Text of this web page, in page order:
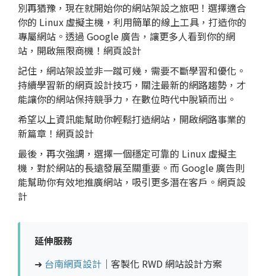
別再猶豫，現在就開始你的網站架設之旅吧！選擇適合
你的 Linux 虛擬主機，利用簡單的線上工具，打造你的
專屬網站。透過 Google 廣告，讓更多人看到你的網
站，開啟無限商機！網頁設計
記住，網站架設並非一蹴可幾，需要不斷學習和優化。
持續學習新的網頁設計技巧，關注最新的網路趨勢，才
能讓你的網站保持競爭力，在數位時代中脫穎而出。
希望以上資訊能幫助你輕鬆打造網站，開啟網路事業的
新篇章！網頁設計
最後，再次強調，選擇一個穩定可靠的 Linux 虛擬主
機，對於網站的長遠發展至關重要。而 Google 廣告則
能幫助你有效地推廣網站，吸引更多潛在客戶。網頁設
計
延伸服務
➜ 台南網頁設計 ｜客製化 RWD 網站設計方案